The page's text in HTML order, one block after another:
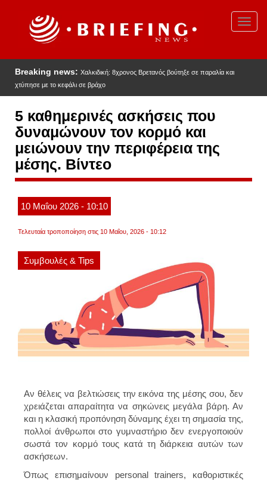
Breaking news: Χαλκιδική: 8χρονος Βρετανός βούτηξε σε παραλία και
χτύπησε με το κεφάλι σε βράχο
5 καθημερινές ασκήσεις που
δυναμώνουν τον κορμό και
μειώνουν την περιφέρεια της
μέσης. Βίντεο
10 Μαΐου 2026 - 10:10
Τελευταία τροποποίηση στις 10 Μαΐου, 2026 - 10:12
Συμβουλές & Tips
Αν θέλεις να βελτιώσεις την εικόνα της μέσης σου, δεν
χρειάζεται απαραίτητα να σηκώνεις μεγάλα βάρη. Αν
και η κλασική προπόνηση δύναμης έχει τη σημασία της,
πολλοί άνθρωποι στο γυμναστήριο δεν ενεργοποιούν
σωστά τον κορμό τους κατά τη διάρκεια αυτών των
ασκήσεων.
Όπως επισημαίνουν personal trainers, καθοριστικές